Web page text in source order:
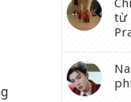
từ